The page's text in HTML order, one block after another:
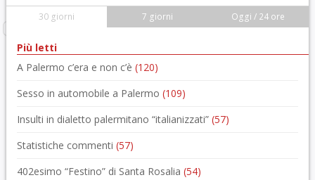
30 giorni 7 giorni Oggi / 24 ore
Più letti
A Palermo c’era e non c’è (120)
Sesso in automobile a Palermo (109)
Insulti in dialetto palermitano “italianizzati” (57)
Statistiche commenti (57)
402esimo “Festino” di Santa Rosalia (54)